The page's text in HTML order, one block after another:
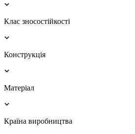
Клас зносостійкості
Конструкція
Матеріал
Країна виробництва